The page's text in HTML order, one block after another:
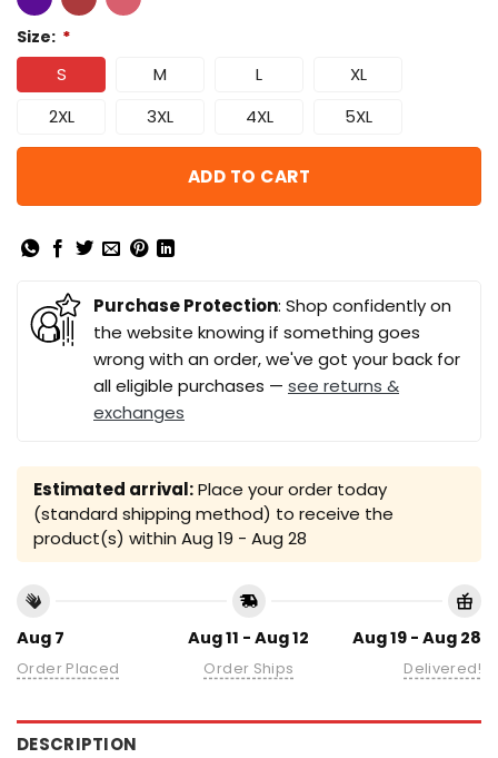
Size: *
S M L
XL
2XL
3XL 4XL 5XL
ADD TO CART
Purchase Protection: Shop confidently on
the website knowing if something goes
wrong with an order, we've got your back for
all eligible purchases — see returns &
exchanges
Estimated arrival:Place your order today
(standard shipping method) to receive the
product(s) within Aug 19 - Aug 28
Aug 7
Order Placed
Aug 11 - Aug 12
Order Ships
Aug 19 - Aug 28
Delivered!
DESCRIPTION